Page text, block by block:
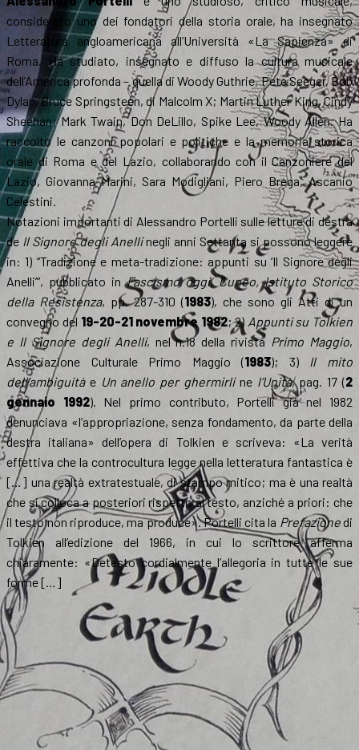
considerato uno dei fondatori della storia orale, ha insegnato
Letteratura angloamericana all’Università «La Sapienza» di
Roma. Ha studiato, insegnato e diffuso la cultura musicale
dell’America profonda – quella di Woody Guthrie, Pete Seeger, Bob
Dylan, Bruce Springsteen, di Malcolm X; Martin Luther King, Cindy
Sheehan; Mark Twain, Don DeLillo, Spike Lee, Woody Allen. Ha
raccolto le canzoni popolari e politiche e la memoria storica
orale di Roma e del Lazio, collaborando con il Canzoniere del
Lazio, Giovanna Marini, Sara Modigliani, Piero Brega, Ascanio
Celestini.
Notazioni importanti di Alessandro Portelli sulle letture di destra
de Il Signore degli Anellinegli anni Settanta si possono leggere
in: 1) “Tradizione e meta-tradizione: appunti su ‘Il Signore degli
Anelli’”, pubblicato inFascismo oggi, Cuneo, Istituto Storico
della Resistenza, pp. 287-310 (1983), che sono gli Atti di un
convegno del 19-20-21 novembre 1982; 2) Appunti su Tolkien
e Il Signore degli Anelli, nel n.18 della rivista Primo Maggio,
Associazione Culturale Primo Maggio (1983); 3) Il mito
dell’ambiguitàe Un anello per ghermirline l’Unità, pag. 17 (2
gennaio 1992). Nel primo contributo, Portelli già nel 1982
denunciava «l’appropriazione, senza fondamento, da parte della
destra italiana» dell’opera di Tolkien e scriveva: «La verità
effettiva che la controcultura legge nella letteratura fantastica è
[…] una realtà extratestuale, di stampo mitico; ma è una realtà
che si colloca a posteriori rispetto al testo, anziché a priori: che
il testo non riproduce, ma produce». Portelli cita la Prefazionedi
Tolkien all’edizione del 1966, in cui lo scrittore afferma
chiaramente: «Detesto cordialmente l’allegoria in tutte le sue
forme […]